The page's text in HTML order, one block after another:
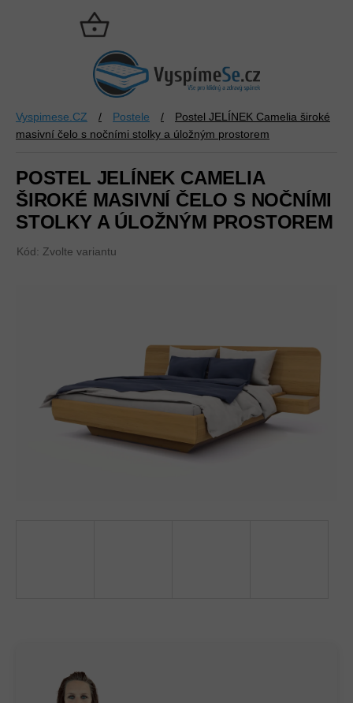
NÁKUPNÍ
KOŠÍK
Vyspimese.CZ / Postele /
Postel JELÍNEK Camelia široké
masivní čelo s nočními stolky a úložným prostorem
POSTEL JELÍNEK CAMELIA
ŠIROKÉ MASIVNÍ ČELO S NOČNÍMI
STOLKY A ÚLOŽNÝM PROSTOREM
Kód: Zvolte variantu